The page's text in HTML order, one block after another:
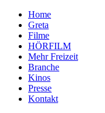
Home
Greta
Filme
HÖRFILM
Mehr Freizeit
Branche
Kinos
Presse
Kontakt